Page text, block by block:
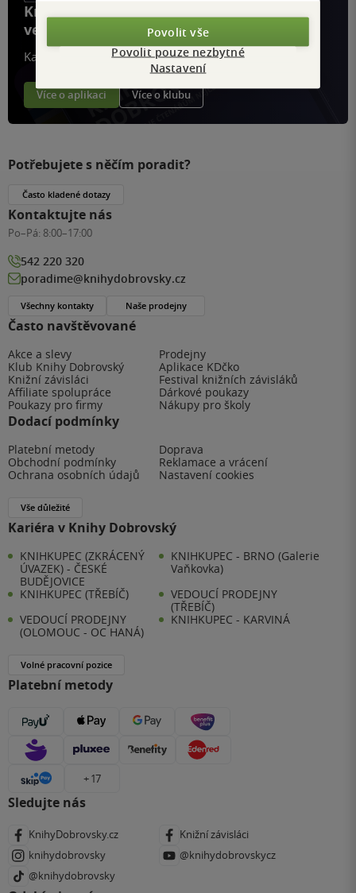
Knihy, recenze a klubové výhody
ve vaší kapse a naší appce KDčko
Každý měsíc společně přečteme tisíce knih
Více o aplikaci Více o klubu
Často navštěvované
Akce a slevy
Prodejny
Klub Knihy Dobrovský
Aplikace KDčko
Knižní závisláci
Festival knižních závisláků
Affiliate spolupráce
Dárkové poukazy
Poukazy pro firmy
Nákupy pro školy
Dodací podmínky
Platební metody
Doprava
Obchodní podmínky
Reklamace a vrácení
Ochrana osobních údajů
Nastavení cookies
Vše důležité
Kariéra v Knihy Dobrovský
KNIHKUPEC (ZKRÁCENÝ
ÚVAZEK) - ČESKÉ
BUDĚJOVICE
KNIHKUPEC - BRNO (Galerie
Vaňkovka)
KNIHKUPEC (TŘEBÍČ)
VEDOUCÍ PRODEJNY
(TŘEBÍČ)
VEDOUCÍ PRODEJNY
(OLOMOUC - OC HANÁ)
KNIHKUPEC - KARVINÁ
Volné pracovní pozice
Platební metody
+ 17
Sledujte nás
KnihyDobrovsky.cz
Knižní závisláci
knihydobrovsky
@knihydobrovskycz
@knihydobrovsky
Potřebujete s něčím poradit?
Často kladené dotazy
Kontaktujte nás
Po–Pá: 8:00–17:00
542 220 320
poradime@knihydobrovsky.cz
Všechny kontakty Naše prodejny
Povolit vše
Povolit pouze nezbytné
Nastavení